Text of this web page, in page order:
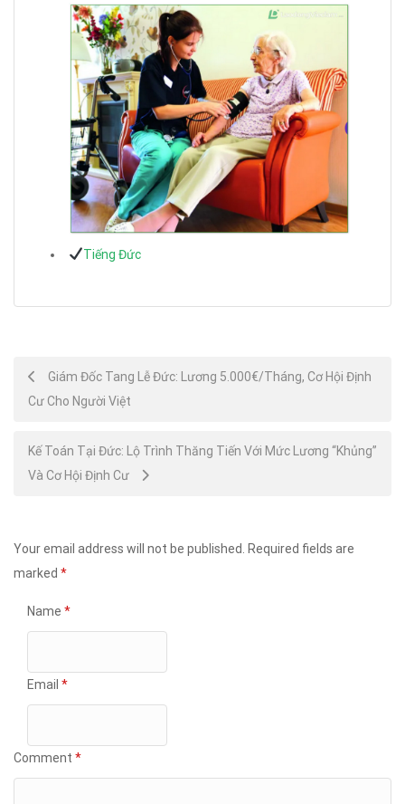
Tiếng Đức
Post
navigation
Giám Đốc Tang Lễ Đức: Lương 5.000€/Tháng, Cơ Hội Định
Cư Cho Người Việt
Kế Toán Tại Đức: Lộ Trình Thăng Tiến Với Mức Lương “Khủng”
Và Cơ Hội Định Cư
Your email address will not be published.
Required fields are
marked *
Name *
Email *
Comment *